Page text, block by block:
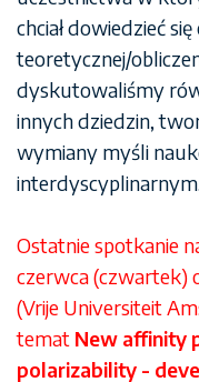
chciał dowiedzieć
teoretycznej/
dyskutowaliśmy
innych dziedzin,
wymiany myśli
interdyscyplinarnym.
Ostatnie spotkanie
czerwca (czwartek)
(Vrije Universiteit
temat New affinity
polarizability -